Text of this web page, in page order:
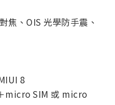
焦、OIS 光學防手震、
8
micro SIM 或 micro